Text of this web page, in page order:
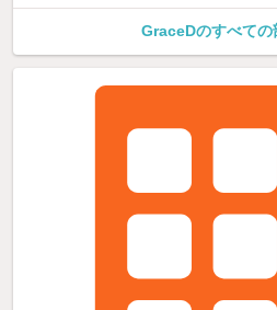
GraceDのすべての